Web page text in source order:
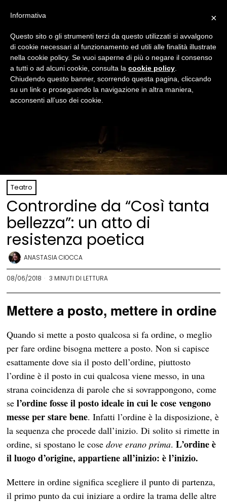
Teatro
Contrordine da “Così tanta
bellezza”: un atto di
resistenza poetica
ANASTASIA CIOCCA
08/06/2018 3 MINUTI DI LETTURA
Mettere a posto, mettere in ordine
Quando si mette a posto qualcosa si fa ordine, o meglio
per fare ordine bisogna mettere a posto. Non si capisce
esattamente dove sia il posto dell’ordine, piuttosto
l’ordine è il posto in cui qualcosa viene messo, in una
strana coincidenza di parole che si sovrappongono, come
sel’ordine fosse il posto ideale in cui le cose vengono
messe per stare bene. Infatti l’ordine è la disposizione, è
la sequenza che procede dall’inizio. Di solito si rimette in
ordine, si spostano le cosedove erano prima.L’ordine è
il luogo d’origine, appartiene all’inizio: è l’inizio.
Mettere in ordine significa scegliere il punto di partenza,
il primo punto da cui iniziare a ordire la trama delle altre
×
Informativa
Questo sito o gli strumenti terzi da questo utilizzati si avvalgono
di cookie necessari al funzionamento ed utili alle finalità illustrate
nella cookie policy. Se vuoi saperne di più o negare il consenso
a tutti o ad alcuni cookie, consulta la cookie policy
Chiudendo questo banner, scorrendo questa pagina, cliccando
su un link o proseguendo la navigazione in altra maniera,
acconsenti all’uso dei cookie.